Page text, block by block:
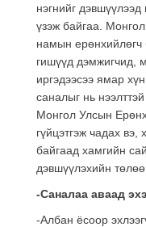
нэгнийг дэвшүүлээд
үзэж байгаа.
намын ерөнхийлөгч
гишүүд дэмжигчид,
иргэдээсээ ямар
саналыг нь
Монгол Улсын
гүйцэтгэж чадах
байгаад хамгийн
дэвшүүлэхийн
-Саналаа аваад
-Албан ёсоор